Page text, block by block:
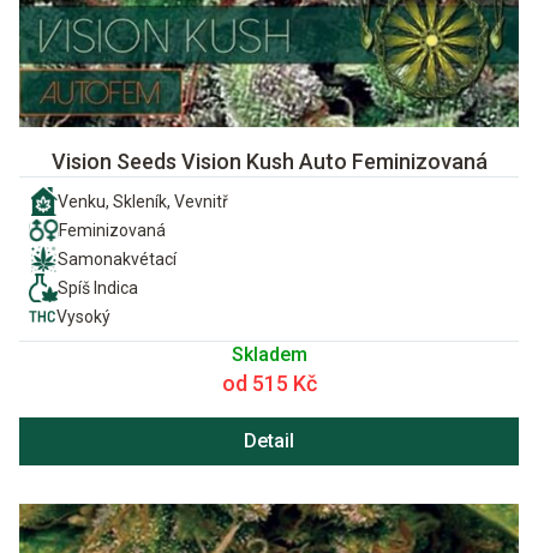
Vision Seeds Vision Kush Auto Feminizovaná
Venku, Skleník, Vevnitř
Feminizovaná
Samonakvétací
Spíš Indica
Vysoký
Skladem
od 515 Kč
Detail